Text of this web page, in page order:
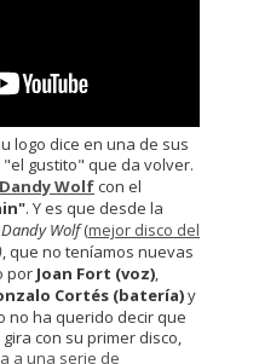
logo dice en una de sus
gustito" que da volver.
Dandy Wolfcon el
. Y es que desde la
Dandy Wolf(mejor disco del
, que no teníamos nuevas
por Joan Fort (voz),
Cortés (batería)y
no ha querido decir que
con su primer disco,
a una serie de